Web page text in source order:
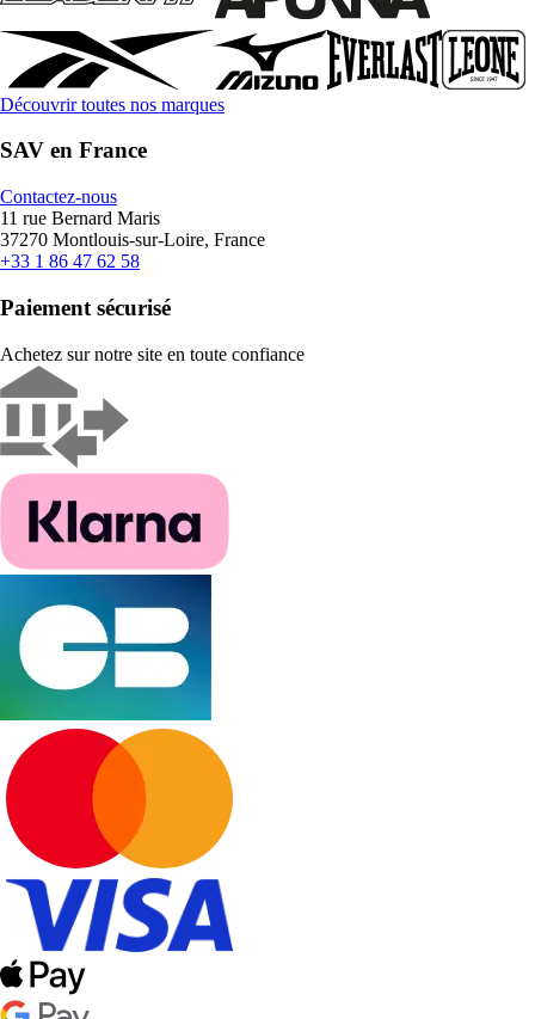
Découvrir toutes nos marques
SAV en France
Contactez-nous
11 rue Bernard Maris
37270 Montlouis-sur-Loire, France
+33 1 86 47 62 58
Paiement sécurisé
Achetez sur notre site en toute confiance